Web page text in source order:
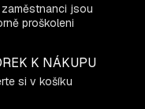
zaměstnanci jsou
proškoleni
K NÁKUPU
si v košíku